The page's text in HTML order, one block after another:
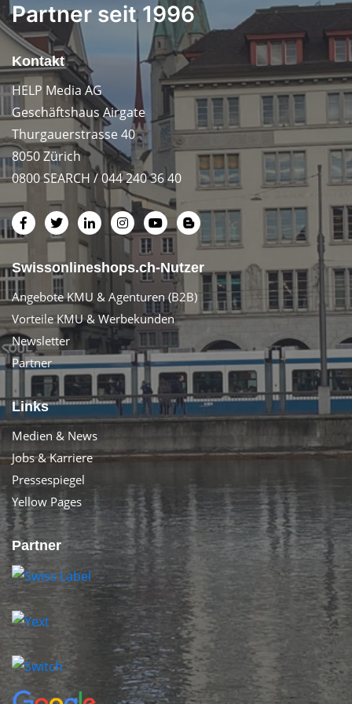
Partner seit 1996
Kontakt
HELP Media AG
Geschäftshaus Airgate
Thurgauerstrasse 40
8050 Zürich
0800 SEARCH / 044 240 36 40
Swissonlineshops.ch-Nutzer
Angebote KMU & Agenturen (B2B)
Vorteile KMU & Werbekunden
Newsletter
Partner
Links
Medien & News
Jobs & Karriere
Pressespiegel
Yellow Pages
Partner